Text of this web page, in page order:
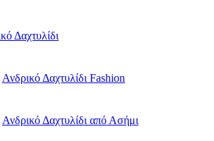
Δαχτυλίδι
Ανδρικό Δαχτυλίδι Fashion
Ανδρικό Δαχτυλίδι από Ασήμι